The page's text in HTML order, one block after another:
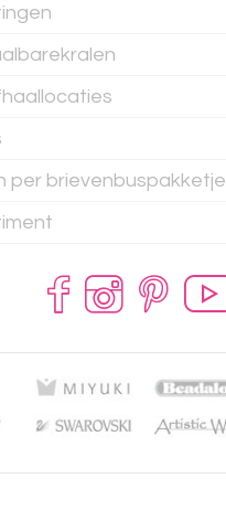
per brievenbuspakketje